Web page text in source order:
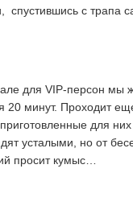
спустившись с трапа
для VIP-персон мы
20 минут. Проходит
для
усталыми, но от
просит кумыс…